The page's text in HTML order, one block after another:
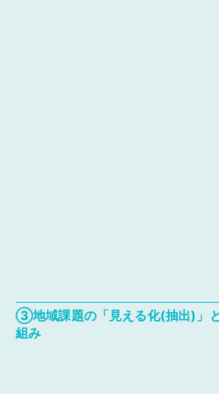
③地域課題の「見える化(抽出)」
組み